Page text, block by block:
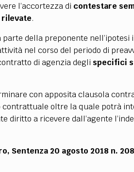
l’accortezza di contestare
rilevate.
della preponente nell’ipotesi
nel corso del periodo di
di agenzia degli specifici
con apposita clausola
oltre la quale potrà
diritto a ricevere dall’agente
Sentenza 20 agosto 2018 n.